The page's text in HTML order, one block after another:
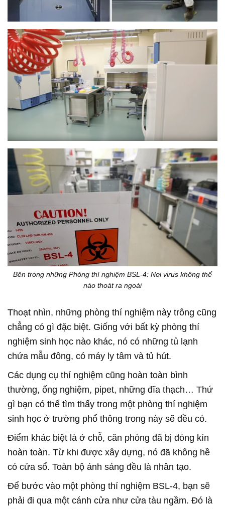
Bên trong những Phòng thí nghiệm BSL-4: Nơi virus không thể
nào thoát ra ngoài
Thoạt nhìn, những phòng thí nghiệm này trông cũng
chẳng có gì đặc biệt. Giống với bất kỳ phòng thí
nghiệm sinh học nào khác, nó có những tủ lạnh
chứa mẫu đông, có máy ly tâm và tủ hút.
Các dụng cụ thí nghiệm cũng hoàn toàn bình
thường, ống nghiệm, pipet, những đĩa thạch… Thứ
gì bạn có thể tìm thấy trong một phòng thí nghiệm
sinh học ở trường phổ thông trong này sẽ đều có.
Điểm khác biệt là ở chỗ, căn phòng đã bị đóng kín
hoàn toàn. Từ khi được xây dựng, nó đã không hề
có cửa sổ. Toàn bộ ánh sáng đều là nhân tạo.
Để bước vào một phòng thí nghiệm BSL-4, bạn sẽ
phải đi qua một cánh cửa như cửa tàu ngầm. Đó là